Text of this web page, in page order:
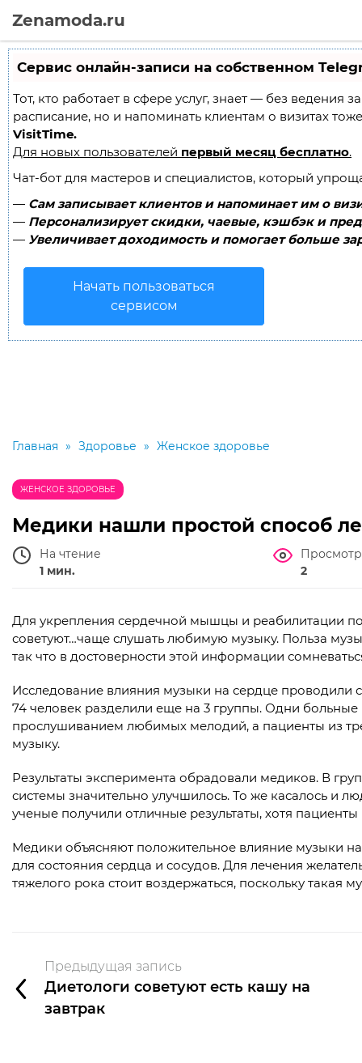
Zenamoda.ru
Сервис онлайн-записи на собственном
Тот, кто работает в сфере услуг, знает — без ведения
расписание, но и напоминать клиентам о визитах
VisitTime.
Для новых пользователей первый месяц бесплатно.
Чат-бот для мастеров и специалистов, который
— Сам записывает клиентов и напоминает им о
— Персонализирует скидки, чаевые, кэшбэк и
— Увеличивает доходимость и помогает больше
Начать пользоваться
сервисом
Главная » Здоровье » Женское здоровье
ЖЕНСКОЕ ЗДОРОВЬЕ
Медики нашли простой способ
На чтение
1 мин.
2
Для укрепления сердечной мышцы и реабилитации
советуют…чаще слушать любимую музыку. Польза
так что в достоверности этой информации
Исследование влияния музыки на сердце проводили
74 человек разделили еще на 3 группы. Одни больные
прослушиванием любимых мелодий, а пациенты из
музыку.
Результаты эксперимента обрадовали медиков. В
системы значительно улучшилось. То же касалось и
ученые получили отличные результаты, хотя
Медики объясняют положительное влияние музыки
для состояния сердца и сосудов. Для лечения
тяжелого рока стоит воздержаться, поскольку такая
Предыдущая запись
Диетологи советуют есть кашу на
завтрак